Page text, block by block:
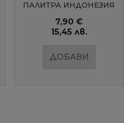
ПАЛИТРА ИНДОНЕЗИЯ
7,90 €
15,45 лв.
ДОБАВИ